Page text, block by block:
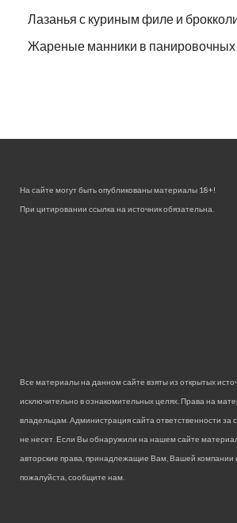
Лазанья с куриным филе и
Жареные манники в панировочных
На сайте могут быть опубликованы материалы 18+!
При цитировании ссылка на источник обязательна.
Все материалы на данном сайте взяты из открытых
исключительно в ознакомительных целях. Права на
владельцам. Администрация сайта ответственности
не несет. Если Вы обнаружили на нашем сайте
авторские права, принадлежащие Вам, Вашей компании
пожалуйста, сообщите нам.